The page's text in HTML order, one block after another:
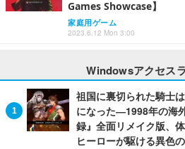
Games Showcase】
家庭用ゲーム
2023.6.12 Mon 3:00
Windowsアクセス
祖国に裏切られた騎士
になった―1998年の海
録』全面リメイク版、
ヒーローが駆ける異色